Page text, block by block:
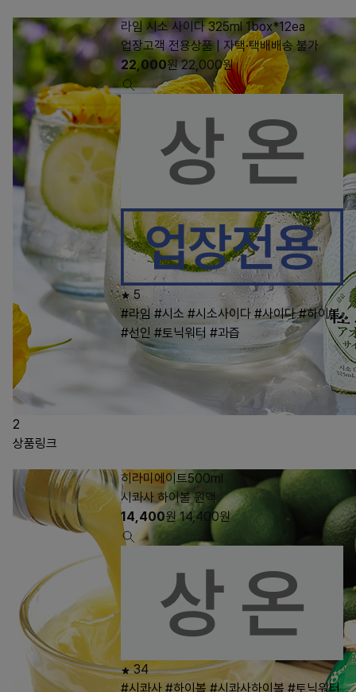
2
라임 시소 사이다 325ml 1box*12ea
업장고객 전용상품 | 자택·택배배송 불가
22,000원 22,000원
5
#라임 #시소 #시소사이다 #사이다 #하이볼
#선인 #토닉워터 #과즙
상품링크
히라미에이트500ml
시콰사 하이볼 원액
14,400원 14,400원
34
#시콰사 #하이볼 #시콰사하이볼 #토닉워터